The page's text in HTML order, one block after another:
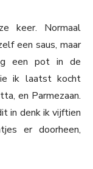
keer. Normaal
een saus, maar
een pot in de
ik laatst kocht
en Parmezaan.
in denk ik vijftien
er doorheen,